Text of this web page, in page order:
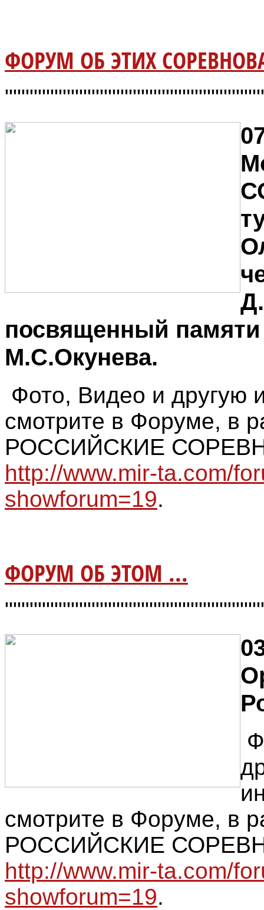
ФОРУМ ОБ ЭТИХ
посвященный
М.С.Окунева.
Фото, Видео и другую
смотрите в Форуме, в
РОССИЙСКИЕ
http://www.mir-ta.com/
showforum=19.
ФОРУМ ОБ ЭТОМ ...
смотрите в Форуме, в
РОССИЙСКИЕ
http://www.mir-ta.com/
showforum=19.